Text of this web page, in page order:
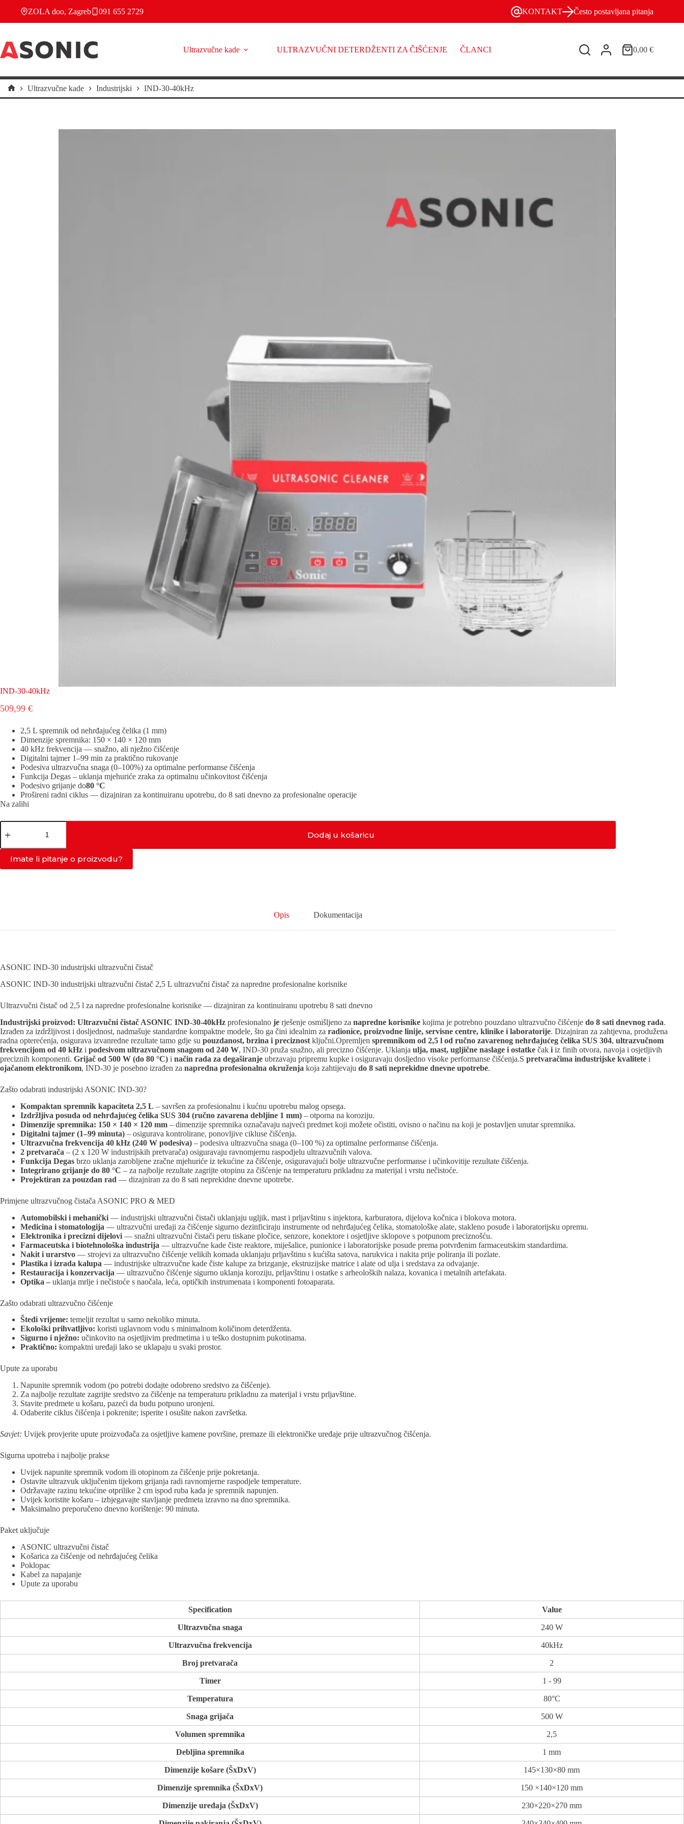
sadržaj
ZOLA doo, Zagreb 091 655 2729 KONTAKT Često postavljana pitanja
Ultrazvučne kade ULTRAZVUČNI DETERDŽENTI ZA ČIŠĆENJE ČLANCI Košarica
0,00 €
Početna
Ultrazvučne kade Industrijski IND-30-40kHz
IND-30-40kHz
509,99 €
2,5 L spremnik od nehrđajućeg čelika (1 mm)
Dimenzije spremnika: 150 × 140 × 120 mm
40 kHz frekvencija — snažno, ali nježno čišćenje
Digitalni tajmer 1–99 min za praktično rukovanje
Podesiva ultrazvučna snaga (0–100%) za optimalne performanse čišćenja
Funkcija Degas – uklanja mjehuriće zraka za optimalnu učinkovitost čišćenja
Podesivo grijanje do80 °C
Prošireni radni ciklus — dizajniran za kontinuiranu upotrebu, do 8 sati dnevno za profesionalne operacije
Na zalihi
IND-
30-
količina
Dodaj u košaricu
Imate li pitanje o proizvodu?
Opis Dokumentacija
ASONIC IND-30 industrijski ultrazvučni čistač
ASONIC IND-30 industrijski ultrazvučni čistač 2,5 L ultrazvučni čistač za napredne profesionalne korisnike
Ultrazvučni čistač od 2,5 l za napredne profesionalne korisnike — dizajniran za kontinuiranu upotrebu 8 sati dnevno
Industrijski proizvod: Ultrazvučni čistač ASONIC IND-30-40kHz profesionalno je rješenje osmišljeno za napredne korisnike kojima je potrebno pouzdano ultrazvučno čišćenje do 8 sati dnevnog rada.
Izrađen za izdržljivost i dosljednost, nadmašuje standardne kompaktne modele, što ga čini idealnim za radionice, proizvodne linije, servisne centre, klinike i laboratorije. Dizajniran za zahtjevna, produžena
radna opterećenja, osigurava izvanredne rezultate tamo gdje su pouzdanost, brzina i preciznost ključni.Opremljen spremnikom od 2,5 l od ručno zavarenog nehrđajućeg čelika SUS 304, ultrazvučnom
frekvencijom od 40 kHz i podesivom ultrazvučnom snagom od 240 W, IND-30 pruža snažno, ali precizno čišćenje. Uklanja ulja, mast, ugljične naslage i ostatke čak i iz finih otvora, navoja i osjetljivih
preciznih komponenti. Grijač od 500 W (do 80 °C) i način rada za degaširanje ubrzavaju pripremu kupke i osiguravaju dosljedno visoke performanse čišćenja.S pretvaračima industrijske kvalitete i
ojačanom elektronikom, IND-30 je posebno izrađen za napredna profesionalna okruženja koja zahtijevaju do 8 sati neprekidne dnevne upotrebe.
Zašto odabrati industrijski ASONIC IND-30?
Kompaktan spremnik kapaciteta 2,5 L – savršen za profesionalnu i kućnu upotrebu malog opsega.
Izdržljiva posuda od nehrđajućeg čelika SUS 304 (ručno zavarena debljine 1 mm) – otporna na koroziju.
Dimenzije spremnika: 150 × 140 × 120 mm – dimenzije spremnika označavaju najveći predmet koji možete očistiti, ovisno o načinu na koji je postavljen unutar spremnika.
Digitalni tajmer (1–99 minuta) – osigurava kontrolirane, ponovljive cikluse čišćenja.
Ultrazvučna frekvencija 40 kHz (240 W podesiva) – podesiva ultrazvučna snaga (0–100 %) za optimalne performanse čišćenja.
2 pretvarača – (2 x 120 W industrijskih pretvarača) osiguravaju ravnomjernu raspodjelu ultrazvučnih valova.
Funkcija Degas brzo uklanja zarobljene zračne mjehuriće iz tekućine za čišćenje, osiguravajući bolje ultrazvučne performanse i učinkovitije rezultate čišćenja.
Integrirano grijanje do 80 °C – za najbolje rezultate zagrijte otopinu za čišćenje na temperaturu prikladnu za materijal i vrstu nečistoće.
Projektiran za pouzdan rad — dizajniran za do 8 sati neprekidne dnevne upotrebe.
Primjene ultrazvučnog čistača ASONIC PRO & MED
Automobilski i mehanički — industrijski ultrazvučni čistači uklanjaju ugljik, mast i prljavštinu s injektora, karburatora, dijelova kočnica i blokova motora.
Medicina i stomatologija — ultrazvučni uređaji za čišćenje sigurno dezinficiraju instrumente od nehrđajućeg čelika, stomatološke alate, stakleno posuđe i laboratorijsku opremu.
Elektronika i precizni dijelovi — snažni ultrazvučni čistači peru tiskane pločice, senzore, konektore i osjetljive sklopove s potpunom preciznošću.
Farmaceutska i biotehnološka industrija — ultrazvučne kade čiste reaktore, miješalice, punionice i laboratorijske posude prema potvrđenim farmaceutskim standardima.
Nakit i urarstvo — strojevi za ultrazvučno čišćenje velikih komada uklanjaju prljavštinu s kućišta satova, narukvica i nakita prije poliranja ili pozlate.
Plastika i izrada kalupa — industrijske ultrazvučne kade čiste kalupe za brizganje, ekstruzijske matrice i alate od ulja i sredstava za odvajanje.
Restauracija i konzervacija — ultrazvučno čišćenje sigurno uklanja koroziju, prljavštinu i ostatke s arheoloških nalaza, kovanica i metalnih artefakata.
Optika – uklanja mrlje i nečistoće s naočala, leća, optičkih instrumenata i komponenti fotoaparata.
Zašto odabrati ultrazvučno čišćenje
Štedi vrijeme: temeljit rezultat u samo nekoliko minuta.
Ekološki prihvatljivo: koristi uglavnom vodu s minimalnom količinom deterdženta.
Sigurno i nježno: učinkovito na osjetljivim predmetima i u teško dostupnim pukotinama.
Praktično: kompaktni uređaji lako se uklapaju u svaki prostor.
Upute za uporabu
Napunite spremnik vodom (po potrebi dodajte odobreno sredstvo za čišćenje).
Za najbolje rezultate zagrijte sredstvo za čišćenje na temperaturu prikladnu za materijal i vrstu prljavštine.
Stavite predmete u košaru, pazeći da budu potpuno uronjeni.
Odaberite ciklus čišćenja i pokrenite; isperite i osušite nakon završetka.
Savjet: Uvijek provjerite upute proizvođača za osjetljive kamene površine, premaze ili elektroničke uređaje prije ultrazvučnog čišćenja.
Sigurna upotreba i najbolje prakse
Uvijek napunite spremnik vodom ili otopinom za čišćenje prije pokretanja.
Ostavite ultrazvuk uključenim tijekom grijanja radi ravnomjerne raspodjele temperature.
Održavajte razinu tekućine otprilike 2 cm ispod ruba kada je spremnik napunjen.
Uvijek koristite košaru – izbjegavajte stavljanje predmeta izravno na dno spremnika.
Maksimalno preporučeno dnevno korištenje: 90 minuta.
Paket uključuje
ASONIC ultrazvučni čistač
Košarica za čišćenje od nehrđajućeg čelika
Poklopac
Kabel za napajanje
Upute za uporabu
Specification Value
Ultrazvučna snaga 240 W
Ultrazvučna frekvencija 40kHz
Broj pretvarača 2
Timer 1 - 99
Temperatura 80°C
Snaga grijača 500 W
Volumen spremnika 2,5
Debljina spremnika 1 mm
Dimenzije košare (ŠxDxV) 145×130×80 mm
Dimenzije spremnika (ŠxDxV) 150 ×140×120 mm
Dimenzije uređaja (ŠxDxV) 230×220×270 mm